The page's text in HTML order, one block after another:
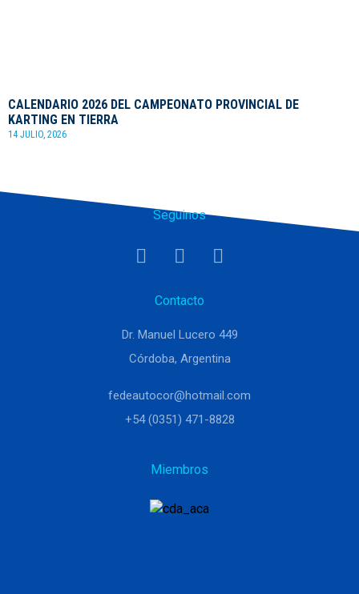
CALENDARIO 2026 DEL CAMPEONATO PROVINCIAL DE
KARTING EN TIERRA
14 JULIO, 2026
Seguinos
Contacto
Dr. Manuel Lucero 449
Córdoba, Argentina
fedeautocor@hotmail.com
+54 (0351) 471-8828
Miembros